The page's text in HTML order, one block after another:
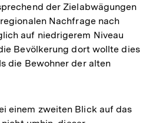
der Zielabwägungen
Nachfrage nach
auf niedrigerem Niveau
Bevölkerung dort wollte dies
die Bewohner der alten
einem zweiten Blick auf das